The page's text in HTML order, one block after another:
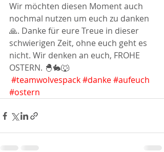
Wir möchten diesen Moment auch
nochmal nutzen um euch zu danken
🙏. Danke für eure Treue in dieser
schwierigen Zeit, ohne euch geht es
nicht. Wir denken an euch, FROHE
OSTERN. 🐣🐇🐺
#teamwolvespack#danke#aufeuch
#ostern